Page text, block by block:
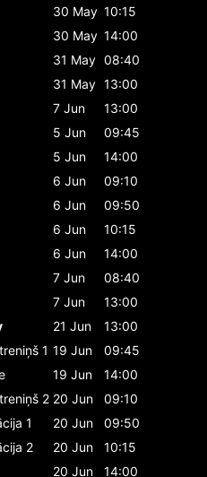
30 May 10:15
30 May 14:00
31 May 08:40
31 May 13:00
7 Jun
13:00
5 Jun
09:45
5 Jun
14:00
6 Jun
09:10
6 Jun
09:50
6 Jun
10:15
6 Jun
14:00
7 Jun
08:40
7 Jun
13:00
21 Jun
13:00
1 19 Jun
09:45
19 Jun
14:00
2 20 Jun
09:10
1 20 Jun
09:50
2 20 Jun
10:15
20 Jun 14:00